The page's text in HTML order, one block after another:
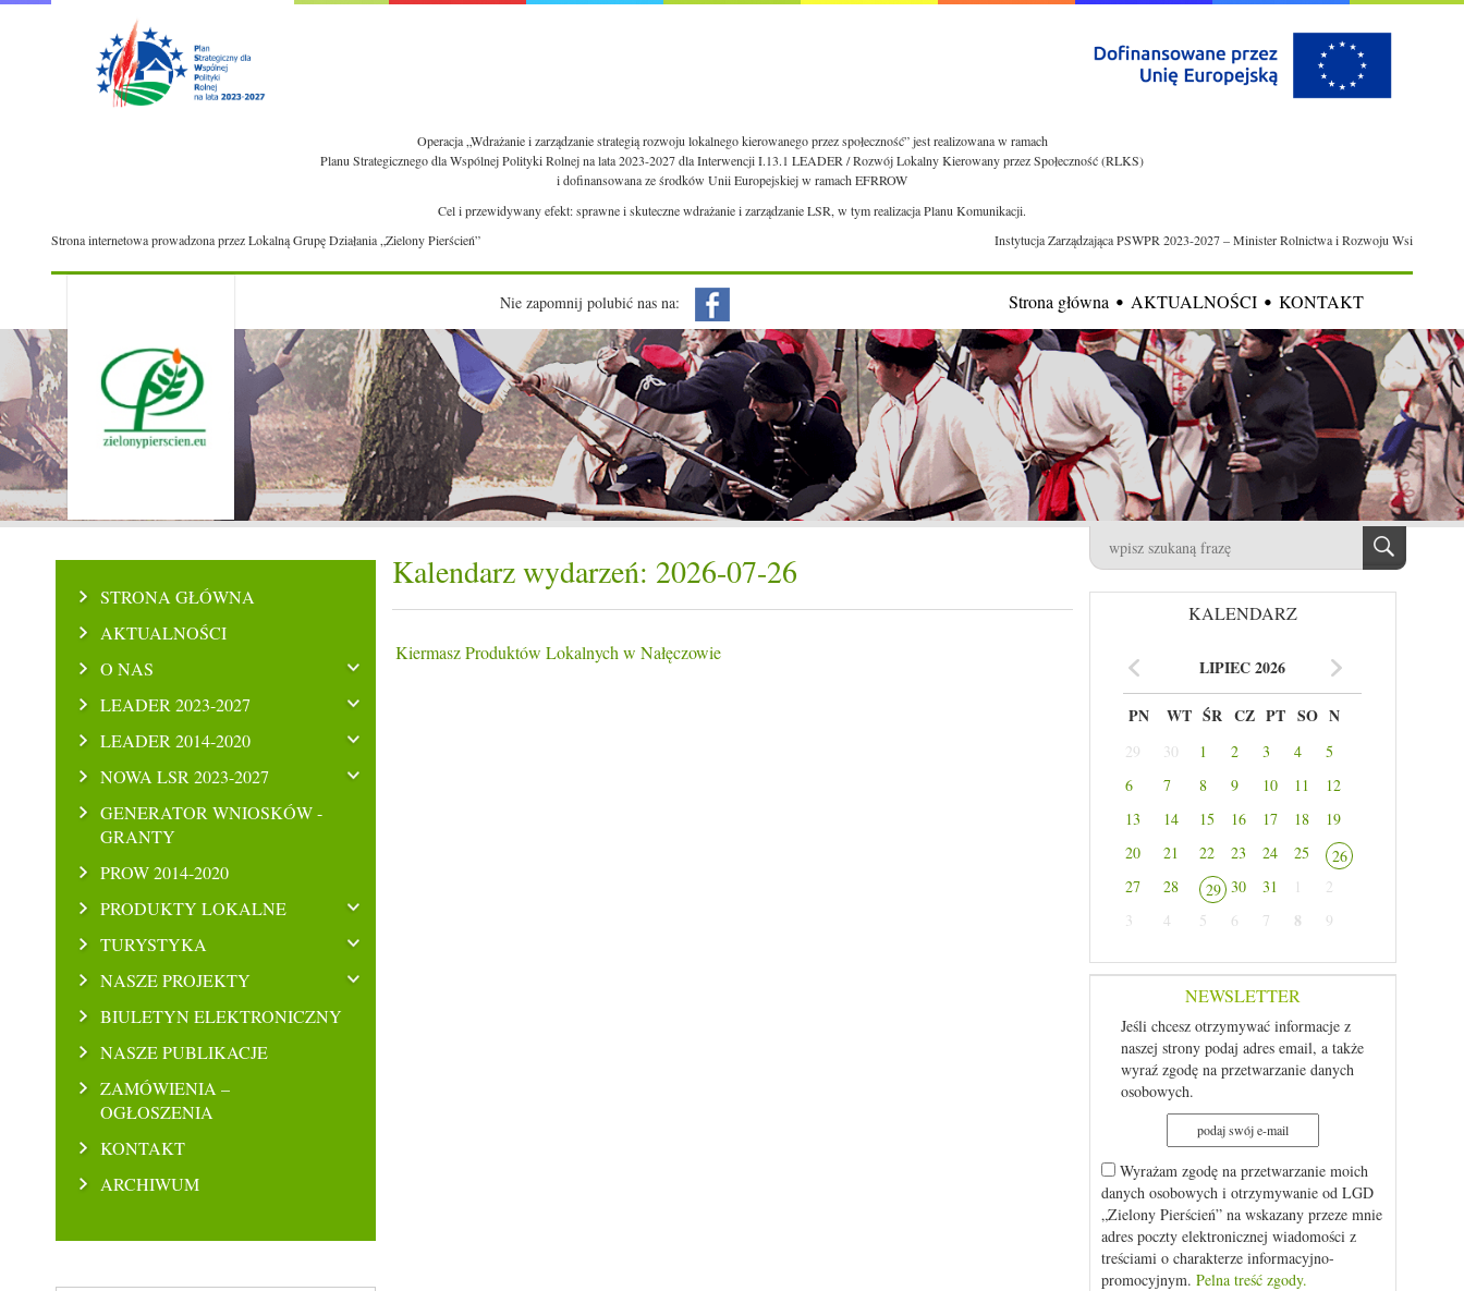
Operacja „Wdrażanie i zarządzanie strategią rozwoju lokalnego kierowanego przez społeczność” jest realizowana w ramach
Planu Strategicznego dla Wspólnej Polityki Rolnej na lata 2023-2027 dla Interwencji I.13.1 LEADER / Rozwój Lokalny Kierowany przez Społeczność (RLKS)
i dofinansowana ze środków Unii Europejskiej w ramach EFRROW
Cel i przewidywany efekt: sprawne i skuteczne wdrażanie i zarządzanie LSR, w tym realizacja Planu Komunikacji.
Strona internetowa prowadzona przez Lokalną Grupę Działania „Zielony Pierścień”
Instytucja Zarządzająca PSWPR 2023-2027 – Minister Rolnictwa i Rozwoju Wsi
Nie zapomnij polubić nas na: Strona główna AKTUALNOŚCI KONTAKT
STRONA GŁÓWNA
AKTUALNOŚCI
O NAS
LEADER 2023-2027
LEADER 2014-2020
NOWA LSR 2023-2027
GENERATOR WNIOSKÓW -
GRANTY
PROW 2014-2020
PRODUKTY LOKALNE
TURYSTYKA
NASZE PROJEKTY
BIULETYN ELEKTRONICZNY
NASZE PUBLIKACJE
ZAMÓWIENIA –
OGŁOSZENIA
KONTAKT
ARCHIWUM
Kalendarz wydarzeń: 2026-07-26
Kiermasz Produktów Lokalnych w Nałęczowie
KALENDARZ
LIPIEC 2026
PN WT ŚR CZ PT SO N
29 30 1 2 3 4
5
6
7 8 9 10 11
12
13
14 15 16 17 18
19
20
21 22 23 24 25
26
27
28 29 30 31 1
2
3
4 5 6 7 8 9
NEWSLETTER
Jeśli chcesz otrzymywać informacje z
naszej strony podaj adres email, a także
wyraź zgodę na przetwarzanie danych
osobowych.
Wyrażam zgodę na przetwarzanie moich
danych osobowych i otrzymywanie od LGD
„Zielony Pierścień” na wskazany przeze mnie
adres poczty elektronicznej wiadomości z
treściami o charakterze informacyjno-
promocyjnym. Pelna treść zgody.